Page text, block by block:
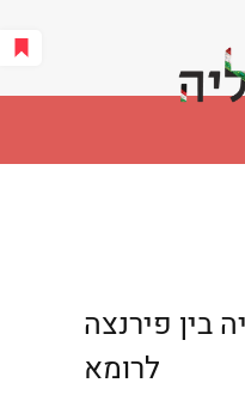
בין פירנצה
לרומא